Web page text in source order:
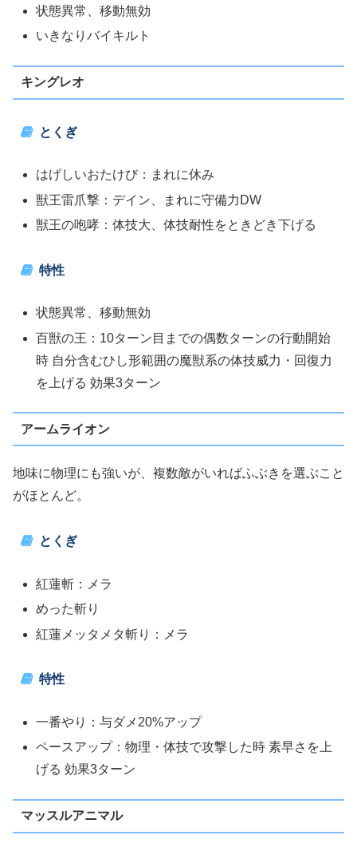
状態異常、移動無効
いきなりバイキルト
キングレオ
とくぎ
はげしいおたけび：まれに休み
獣王雷爪撃：デイン、まれに守備力DW
獣王の咆哮：体技大、体技耐性をときどき下げる
特性
状態異常、移動無効
百獣の王：10ターン目までの偶数ターンの行動開始
時 自分含むひし形範囲の魔獣系の体技威力・回復力
を上げる 効果3ターン
アームライオン
地味に物理にも強いが、複数敵がいればふぶきを選ぶこと
がほとんど。
とくぎ
紅蓮斬：メラ
めった斬り
紅蓮メッタメタ斬り：メラ
特性
一番やり：与ダメ20%アップ
ペースアップ：物理・体技で攻撃した時 素早さを上
げる 効果3ターン
マッスルアニマル